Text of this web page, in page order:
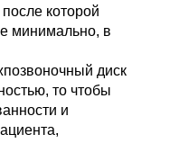
которой
минимально, в
диск
то чтобы
и